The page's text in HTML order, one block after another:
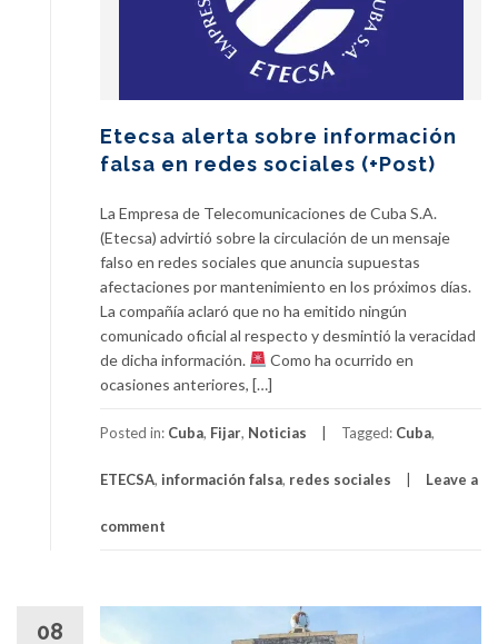
Etecsa alerta sobre información
falsa en redes sociales (+Post)
La Empresa de Telecomunicaciones de Cuba S.A.
(Etecsa) advirtió sobre la circulación de un mensaje
falso en redes sociales que anuncia supuestas
afectaciones por mantenimiento en los próximos días.
La compañía aclaró que no ha emitido ningún
comunicado oficial al respecto y desmintió la veracidad
de dicha información.
Como ha ocurrido en
ocasiones anteriores, […]
Posted in: Cuba, Fijar, Noticias Tagged: Cuba,
ETECSA, información falsa, redes sociales Leave a
comment
08